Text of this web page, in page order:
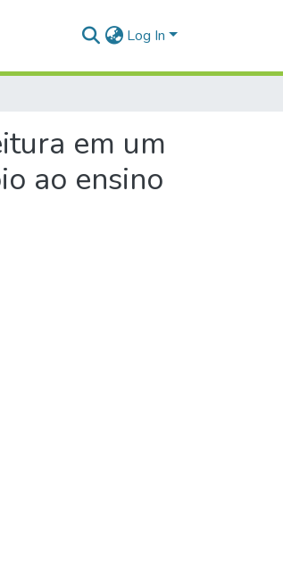
Log In
em um
ao ensino